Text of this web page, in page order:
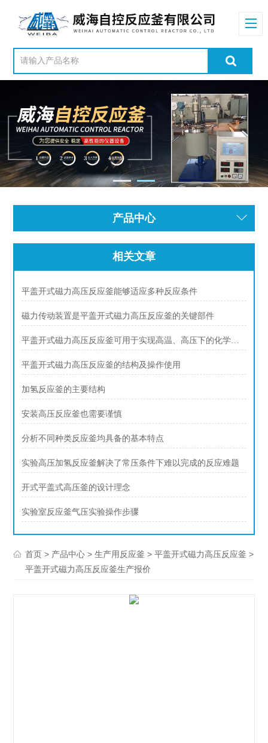
产品中心
相关文章
平盖开式磁力高压反应釜能够适应多种反应条件
磁力传动装置是平盖开式磁力高压反应釜的关键部件
平盖开式磁力高压反应釜可用于实现高温、高压下的化学反应
平盖开式磁力高压反应釜的结构及操作使用
加氢反应釜的主要结构
安装高压反应釜也需要谨慎
分析不同种类反应釜均具备的基本特点
实验高压加氢反应釜解决了常压条件下难以完成的反应难题
开式平盖式高压釜的设计理念
实验室反应釜气压实验操作步骤
首页 > 产品中心 >生产用反应釜 >平盖开式磁力高压反应釜 >
平盖开式磁力高压反应釜生产报价